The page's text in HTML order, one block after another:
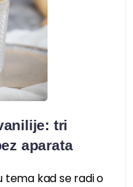
tri
aparata
tema kad se radi o